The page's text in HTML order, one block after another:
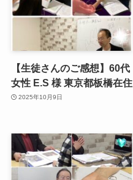
【生徒さんのご感想】60代
女性 E.S 様 東京都板橋在住
2025年10月9日